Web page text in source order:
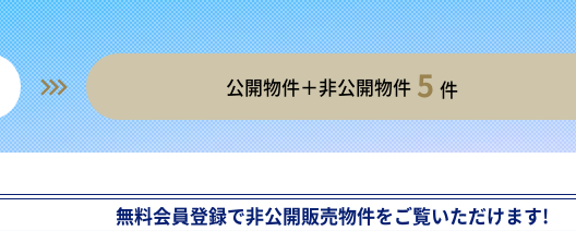
公開物件＋非公開物件 5 件
無料会員登録で非公開販売物件をご覧いただけます!